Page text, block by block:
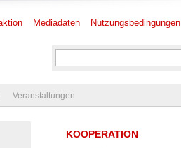
Mediadaten Nutzungsbedingungen
Veranstaltungen
KOOPERATION